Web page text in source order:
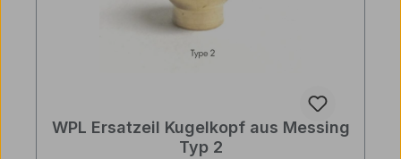
WPL Ersatzeil Kugelkopf aus Messing
Typ 2